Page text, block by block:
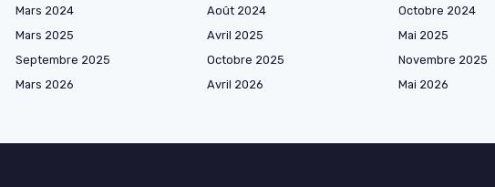
Mars 2024 Août 2024 Octobre 2024
Mars 2025 Avril 2025 Mai 2025
Septembre 2025 Octobre 2025 Novembre 2025
Mars 2026 Avril 2026 Mai 2026